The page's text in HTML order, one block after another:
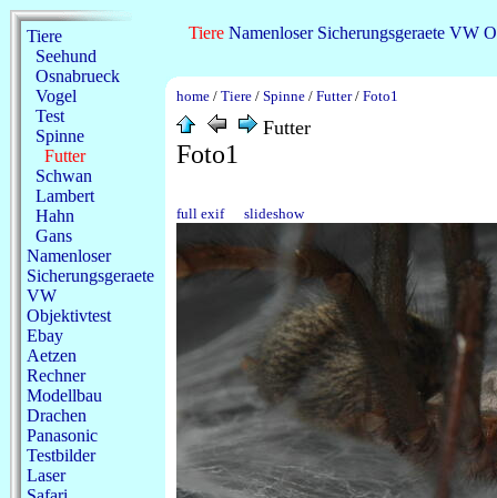
Tiere Namenloser Sicherungsgeraete VW
Tiere
Seehund
Osnabrueck
Vogel
Test
Spinne
Futter
Schwan
Lambert
Hahn
Gans
Namenloser
Sicherungsgeraete
VW
Objektivtest
Ebay
Aetzen
Rechner
Modellbau
Drachen
Panasonic
Testbilder
Laser
home / Tiere / Spinne / Futter/ Foto1
Futter
Foto1
full exif slideshow